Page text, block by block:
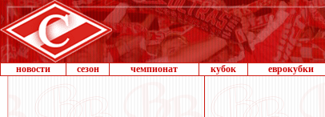
новости сезон чемпионат кубок еврокубки